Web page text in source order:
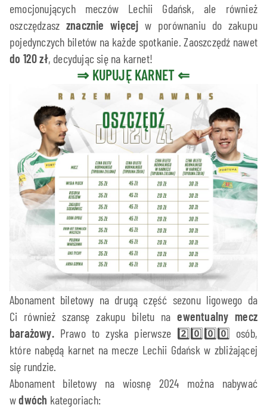
emocjonujących meczów Lechii Gdańsk, ale również
oszczędzasz znacznie więcej w porównaniu do zakupu
pojedynczych biletów na każde spotkanie. Zaoszczędź nawet
do 120 zł, decydując się na karnet!
⇒ KUPUJĘ KARNET ⇐
Abonament biletowy na drugą część sezonu ligowego da
Ci również szansę zakupu biletu naewentualny mecz
barażowy.Prawo to zyska pierwsze 2️⃣0️⃣0️⃣0️⃣ osób,
które nabędą karnet na mecze Lechii Gdańsk w zbliżającej
się rundzie.
Abonament biletowy na wiosnę 2024 można nabywać
wdwóch kategoriach: